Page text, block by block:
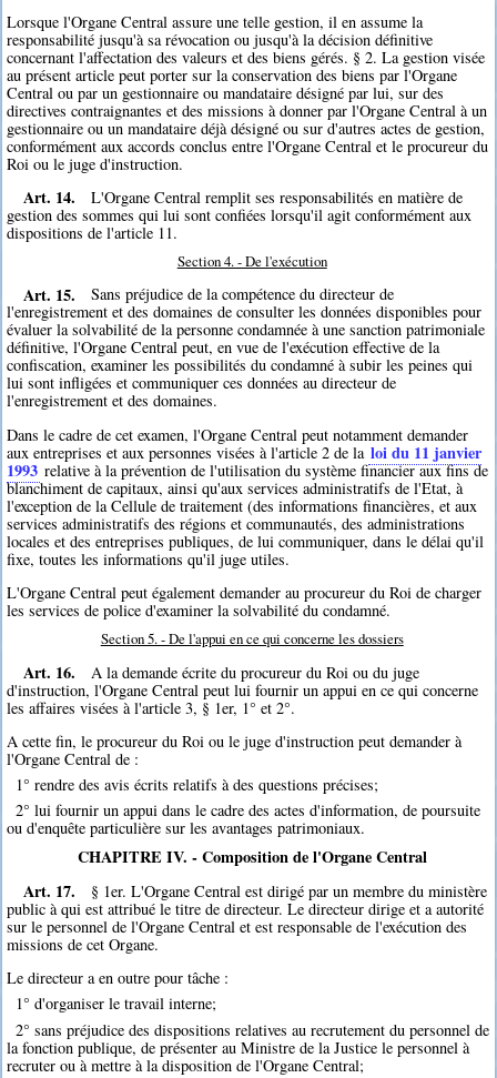
Lorsque l'Organe Central assure une telle gestion, il en assume la
responsabilité jusqu'à sa révocation ou jusqu'à la décision définitive
concernant l'affectation des valeurs et des biens gérés. § 2. La gestion visée
au présent article peut porter sur la conservation des biens par l'Organe
Central ou par un gestionnaire ou mandataire désigné par lui, sur des
directives contraignantes et des missions à donner par l'Organe Central à un
gestionnaire ou un mandataire déjà désigné ou sur d'autres actes de gestion,
conformément aux accords conclus entre l'Organe Central et le procureur du
Roi ou le juge d'instruction.
Art. 14.
L'Organe Central remplit ses responsabilités en matière de
gestion des sommes qui lui sont confiées lorsqu'il agit conformément aux
dispositions de l'article 11.
Section 4. - De l'exécution
Art. 15.
Sans préjudice de la compétence du directeur de
l'enregistrement et des domaines de consulter les données disponibles pour
évaluer la solvabilité de la personne condamnée à une sanction patrimoniale
définitive, l'Organe Central peut, en vue de l'exécution effective de la
confiscation, examiner les possibilités du condamné à subir les peines qui
lui sont infligées et communiquer ces données au directeur de
l'enregistrement et des domaines.
Dans le cadre de cet examen, l'Organe Central peut notamment demander
aux entreprises et aux personnes visées à l'article 2 de la loi du 11 janvier
1993 relative à la prévention de l'utilisation du système financier aux fins de
blanchiment de capitaux, ainsi qu'aux services administratifs de l'Etat, à
l'exception de la Cellule de traitement (des informations financières, et aux
services administratifs des régions et communautés, des administrations
locales et des entreprises publiques, de lui communiquer, dans le délai qu'il
fixe, toutes les informations qu'il juge utiles.
L'Organe Central peut également demander au procureur du Roi de charger
les services de police d'examiner la solvabilité du condamné.
Section 5. - De l'appui en ce qui concerne les dossiers
Art. 16.
A la demande écrite du procureur du Roi ou du juge
d'instruction, l'Organe Central peut lui fournir un appui en ce qui concerne
les affaires visées à l'article 3, § 1er, 1° et 2°.
A cette fin, le procureur du Roi ou le juge d'instruction peut demander à
l'Organe Central de :
1° rendre des avis écrits relatifs à des questions précises;
2° lui fournir un appui dans le cadre des actes d'information, de poursuite
ou d'enquête particulière sur les avantages patrimoniaux.
CHAPITRE IV. - Composition de l'Organe Central
Art. 17.
§ 1er. L'Organe Central est dirigé par un membre du ministère
public à qui est attribué le titre de directeur. Le directeur dirige et a autorité
sur le personnel de l'Organe Central et est responsable de l'exécution des
missions de cet Organe.
Le directeur a en outre pour tâche :
1° d'organiser le travail interne;
2° sans préjudice des dispositions relatives au recrutement du personnel de
la fonction publique, de présenter au Ministre de la Justice le personnel à
recruter ou à mettre à la disposition de l'Organe Central;